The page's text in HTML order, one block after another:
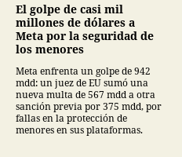
El golpe de casi mil
millones de dólares a
Meta por la seguridad de
los menores
Meta enfrenta un golpe de 942
mdd: un juez de EU sumó una
nueva multa de 567 mdd a otra
sanción previa por 375 mdd, por
fallas en la protección de
menores en sus plataformas.